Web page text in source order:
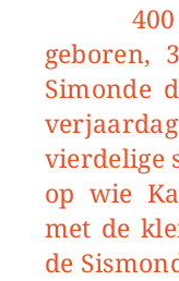
400 jaar geleden werd William Petty
geboren,
Simonde
vierdelige
op wie
met de
de